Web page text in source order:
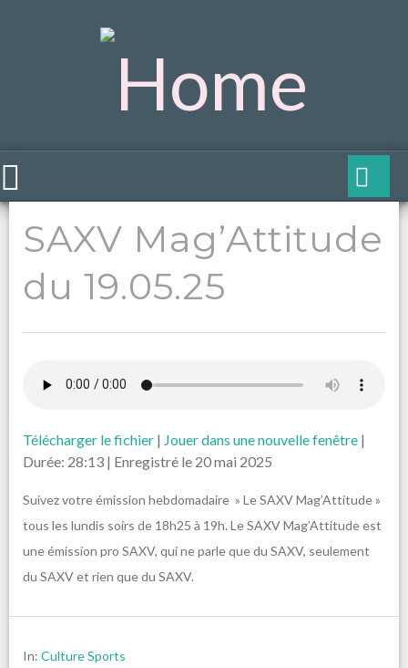
SAXV Mag’Attitude
du 19.05.25
Télécharger le fichier | Jouer dans une nouvelle fenêtre |
Durée: 28:13 | Enregistré le 20 mai 2025
Suivez votre émission hebdomadaire » Le SAXV Mag’Attitude »
tous les lundis soirs de 18h25 à 19h. Le SAXV Mag’Attitude est
une émission pro SAXV, qui ne parle que du SAXV, seulement
du SAXV et rien que du SAXV.
In: Culture Sports